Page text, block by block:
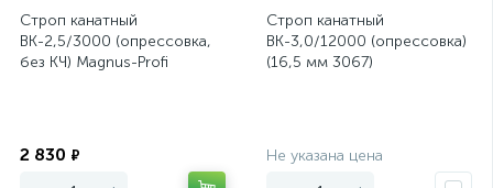
Строп канатный
ВК-2,5/3000 (опрессовка,
без КЧ) Magnus-Profi
2 830 ₽
Строп канатный
ВК-3,0/12000 (опрессовка)
(16,5 мм 3067)
Не указана цена